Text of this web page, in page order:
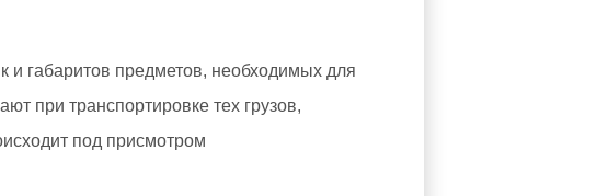
и габаритов предметов, необходимых для
при транспортировке тех грузов,
под присмотром